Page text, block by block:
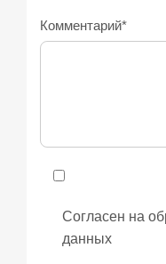
Комментарий*
Согласен на
данных